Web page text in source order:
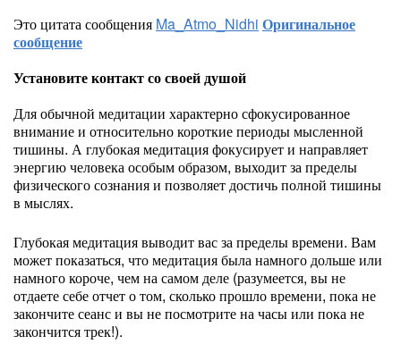
Это цитата сообщения Ma_Atmo_Nidhi Оригинальное
сообщение
Установите контакт со своей душой
Для обычной медитации характерно сфокусированное
внимание и относительно короткие периоды мысленной
тишины. А глубокая медитация фокусирует и направляет
энергию человека особым образом, выходит за пределы
физического сознания и позволяет достичь полной тишины
в мыслях.
Глубокая медитация выводит вас за пределы времени. Вам
может показаться, что медитация была намного дольше или
намного короче, чем на самом деле (разумеется, вы не
отдаете себе отчет о том, сколько прошло времени, пока не
закончите сеанс и вы не посмотрите на часы или пока не
закончится трек!).